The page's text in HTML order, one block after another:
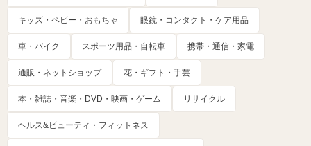
キッズ・ベビー・おもちゃ 眼鏡・コンタクト・ケア用品
車・バイク スポーツ用品・自転車 携帯・通信・家電
通販・ネットショップ 花・ギフト・手芸
本・雑誌・音楽・DVD・映画・ゲーム リサイクル
ヘルス&ビューティ・フィットネス